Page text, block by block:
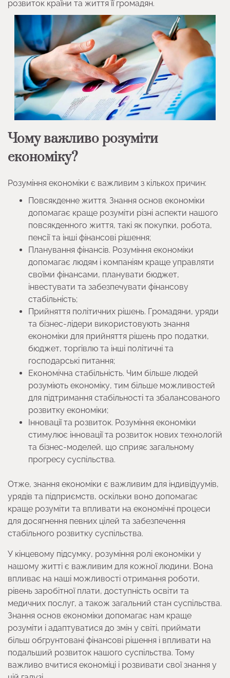
розвиток країни та життя її громадян.
Чому важливо розуміти
економіку?
Розуміння економіки є важливим з кількох причин:
Повсякденне життя. Знання основ економіки
допомагає краще розуміти різні аспекти нашого
повсякденного життя, такі як покупки, робота,
пенсії та інші фінансові рішення;
Планування фінансів. Розуміння економіки
допомагає людям і компаніям краще управляти
своїми фінансами, планувати бюджет,
інвестувати та забезпечувати фінансову
стабільність;
Прийняття політичних рішень. Громадяни, уряди
та бізнес-лідери використовують знання
економіки для прийняття рішень про податки,
бюджет, торгівлю та інші політичні та
господарські питання;
Економічна стабільність. Чим більше людей
розуміють економіку, тим більше можливостей
для підтримання стабільності та збалансованого
розвитку економіки;
Інновації та розвиток. Розуміння економіки
стимулює інновації та розвиток нових технологій
та бізнес-моделей, що сприяє загальному
прогресу суспільства.
Отже, знання економіки є важливим для індивідуумів,
урядів та підприємств, оскільки воно допомагає
краще розуміти та впливати на економічні процеси
для досягнення певних цілей та забезпечення
стабільного розвитку суспільства.
У кінцевому підсумку, розуміння ролі економіки у
нашому житті є важливим для кожної людини. Вона
впливає на наші можливості отримання роботи,
рівень заробітної плати, доступність освіти та
медичних послуг, а також загальний стан суспільства.
Знання основ економіки допомагає нам краще
розуміти і адаптуватися до змін у світі, приймати
більш обгрунтовані фінансові рішення і впливати на
подальший розвиток нашого суспільства. Тому
важливо вчитися економіці і розвивати свої знання у